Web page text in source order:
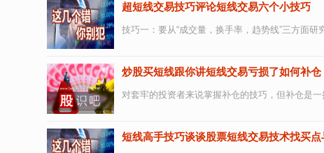
超短线交易技巧评论短线交易六个小技巧
技巧一：要从“成交量，换手率，趋势线”三方面
炒股买短线跟你讲短线交易亏损了如何补仓
对套牢的投资者来说掌握补仓的技巧，但补仓是
短线高手技巧谈谈股票短线交易技术找买点